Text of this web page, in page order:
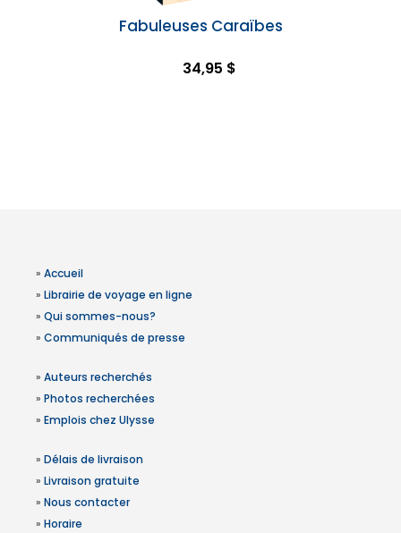
Fabuleuses Caraïbes
34,95 $
» Accueil
» Librairie de voyage en ligne
» Qui sommes-nous?
» Communiqués de presse
» Auteurs recherchés
» Photos recherchées
» Emplois chez Ulysse
» Délais de livraison
» Livraison gratuite
» Nous contacter
» Horaire